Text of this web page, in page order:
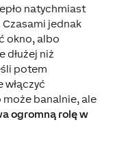
natychmiast
Czasami jednak
okno, albo
dłużej niż
potem
banalnie, ale
ogromną rolę w